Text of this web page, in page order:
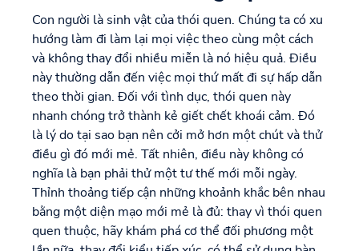
Con người là sinh vật của thói quen. Chúng ta có xu
hướng làm đi làm lại mọi việc theo cùng một cách
và không thay đổi nhiều miễn là nó hiệu quả. Điều
này thường dẫn đến việc mọi thứ mất đi sự hấp dẫn
theo thời gian. Đối với tình dục, thói quen này
nhanh chóng trở thành kẻ giết chết khoái cảm. Đó
là lý do tại sao bạn nên cởi mở hơn một chút và thử
điều gì đó mới mẻ. Tất nhiên, điều này không có
nghĩa là bạn phải thử một tư thế mới mỗi ngày.
Thỉnh thoảng tiếp cận những khoảnh khắc bên nhau
bằng một diện mạo mới mẻ là đủ: thay vì thói quen
quen thuộc, hãy khám phá cơ thể đối phương một